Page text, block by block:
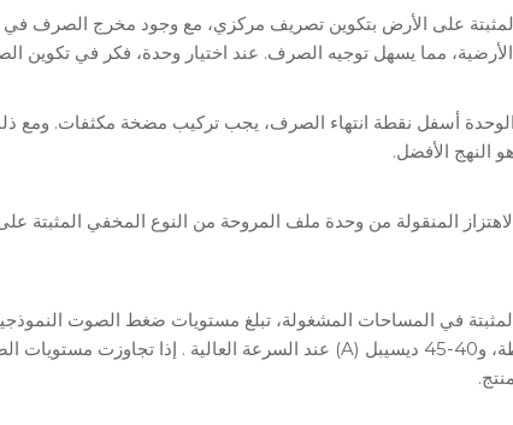
على الأرض بتكوين تصريف مركزي، مع وجود مخرج الصرف
الأرضية، مما يسهل توجيه الصرف. عند اختيار وحدة، فكر في
الوحدة أسفل نقطة انتهاء الصرف، يجب تركيب مضخة مكثفات. ومع
النهج الأفضل.
المنقولة من وحدة ملف المروحة من النوع المخفي
.